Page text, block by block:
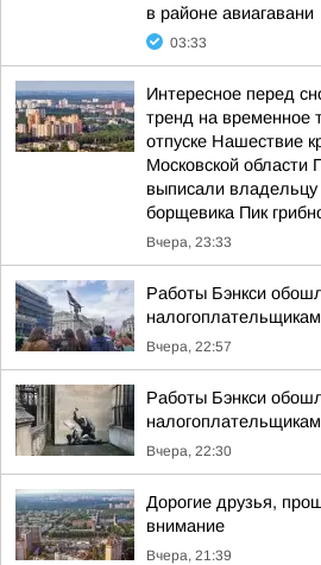
в районе авиагавани
03:33
Интересное перед
тренд на временное
отпуске Нашествие
Московской
выписали владельцу
борщевика Пик
Вчера, 23:33
Работы Бэнкси
Вчера, 22:57
Работы Бэнкси
Вчера, 22:30
Дорогие друзья,
внимание
Вчера, 21:39